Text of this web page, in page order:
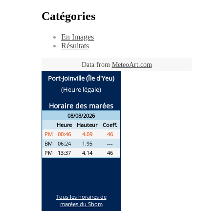
Catégories
En Images
Résultats
Data from MeteoArt.com